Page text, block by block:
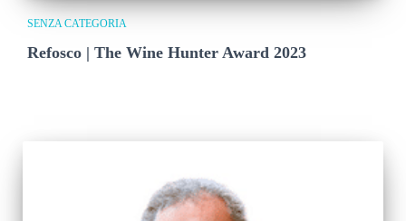
SENZA CATEGORIA
Refosco | The Wine Hunter Award 2023